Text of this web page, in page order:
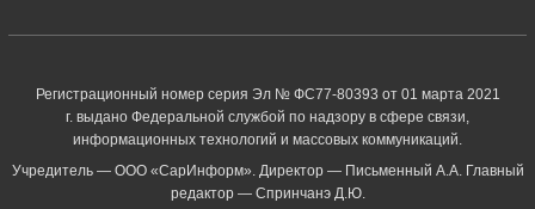
Регистрационный номер серия Эл № ФС77-80393 от 01 марта 2021
г. выдано Федеральной службой по надзору в сфере связи,
информационных технологий и массовых коммуникаций.
Учредитель — ООО «СарИнформ». Директор — Письменный А.А. Главный
редактор — Спринчанэ Д.Ю.